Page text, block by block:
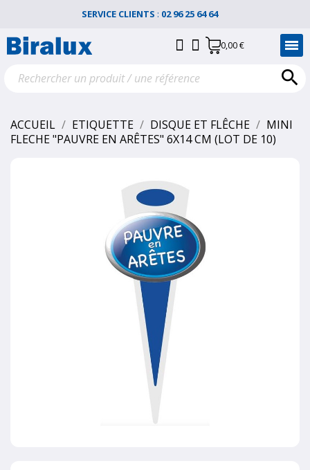
SERVICE CLIENTS : 02 96 25 64 64
0,00 €

ACCUEIL ETIQUETTE DISQUE ET FLÊCHE
MINI
FLECHE "PAUVRE EN ARÊTES" 6X14 CM (LOT DE 10)